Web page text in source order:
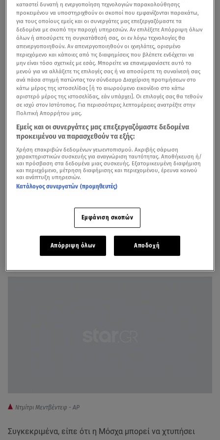
Παγκόσμια ανησυχία από τις δηλώσεις Μαντβέντεφ για τη χρήση
πυρηνικών όπλων από τη Ρωσία. Τι λέει η Ιαπωνία - Βίντεο από το κεντρικό
δελτίο ειδήσεων του Star
Παγκόσμια ανησυχία έχουν προκαλέσει οι δηλώσεις για
χρήση πυρηνικών όπλων από τηΡωσία, με το Κρεμλίνο
να δηλώνει πλέον ανοιχτά ότι μπορεί να τα
χρησιμοποιήσει. Αυτή τη δήλωση έκανε σήμερα ο
Ντμίτρι Μεντβέντεφ, πρώην πρόεδρος της Ρωσίας, που
Ουκρανία - Συγκλονιστικό video: Η στιγμή που
Ντμίτρι Μεντβέντεφ - AP
Συγκεκριμένα, είπε ότι η Μόσχα μπορεί να χτυπήσει
καταστεί δυνατή η ενεργοποίηση τεχνολογιών παρακολούθησης
προκειμένου να υποστηριχθούν οι σκοποί που εμφανίζονται παρακάτω,
για τους οποίους εμείς και οι συνεργάτες μας επεξεργαζόμαστε τα
δεδομένα με σκοπό την παροχή υπηρεσιών. Αν επιλέξετε Απόρριψη όλων
όλων ή αποσύρετε τη συγκατάθεσή σας, οι εν λόγω τεχνολογίες θα
απενεργοποιηθούν. Αν απενεργοποιηθούν οι ιχνηλάτες, ορισμένο
περιεχόμενο και κάποιες από τις διαφημίσεις που βλέπετε ενδέχεται να
μην είναι τόσο σχετικές με εσάς. Μπορείτε να επανεμφανίσετε αυτό το
μενού για να αλλάξετε τις επιλογές σας ή να αποσύρετε τη συναίνεσή σας
ανά πάσα στιγμή πατώντας τον σύνδεσμο Διαχείριση προτιμήσεων στο
κάτω μέρος της ιστοσελίδας [ή το αιωρούμενο εικονίδιο στο κάτω
αριστερό μέρος της ιστοσελίδας, εάν υπάρχει]. Οι επιλογές σας θα τεθούν
σε ισχύ στον Ιστότοπος. Για περισσότερες λεπτομέρειες ανατρέξτε στην
Πολιτική Απορρήτου μας.
Εμείς και οι συνεργάτες μας επεξεργαζόμαστε δεδομένα
προκειμένου να παρασχεθούν τα εξής:
Χρήση επακριβών δεδομένων γεωεντοπισμού. Ακριβής σάρωση
χαρακτηριστικών συσκευής για αναγνώριση ταυτότητας. Αποθήκευση ή/
και πρόσβαση στα δεδομένα μιας συσκευής. Εξατομικευμένη διαφήμιση
και περιεχόμενο, μέτρηση διαφήμισης και περιεχομένου, έρευνα κοινού
και ανάπτυξη υπηρεσιών.
Κατάλογος συνεργατών (προμηθευτές)
Εμφάνιση σκοπών
Απόρριψη όλων Αποδοχή